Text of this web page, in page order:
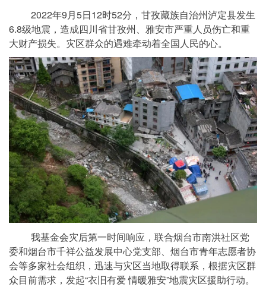
2022年9月5日12时52分，甘孜藏族自治州泸定县发生
6.8级地震，造成四川省甘孜州、雅安市严重人员伤亡和重
大财产损失。灾区群众的遇难牵动着全国人民的心。
我基金会灾后第一时间响应， 联合烟台市南洪社区党
委和烟台市千祥公益发展中心党支部、烟台市青年志愿者协
会等多家社会组织，迅速与灾区当地取得联系，根据灾区群
众目前需求，发起“衣旧有爱 情暖雅安”地震灾区援助行动。